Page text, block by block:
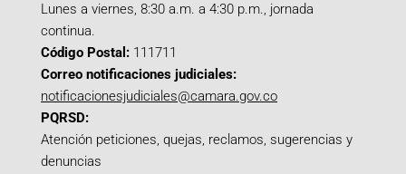
Lunes a viernes, 8:30 a.m. a 4:30 p.m., jornada
continua.
Código Postal: 111711
Correo notificaciones judiciales:
notificacionesjudiciales@camara.gov.co
PQRSD:
Atención peticiones, quejas, reclamos, sugerencias y
denuncias